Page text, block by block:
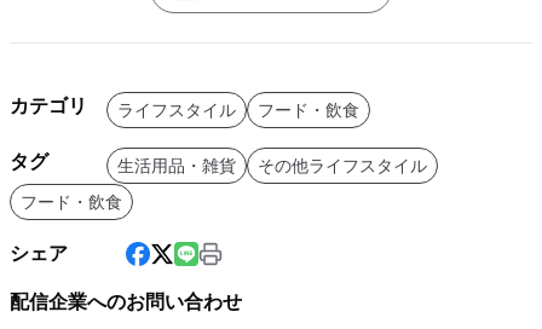
カテゴリ ライフスタイル フード・飲食
タグ 生活用品・雑貨
その他ライフスタイル
フード・飲食
シェア
配信企業へのお問い合わせ